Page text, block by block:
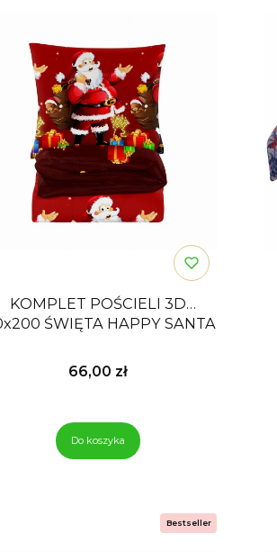
KOMPLET POŚCIELI 3D
ŚWIĘTA HAPPY SANTA
Cena
66,00 zł
Do koszyka
Bestseller